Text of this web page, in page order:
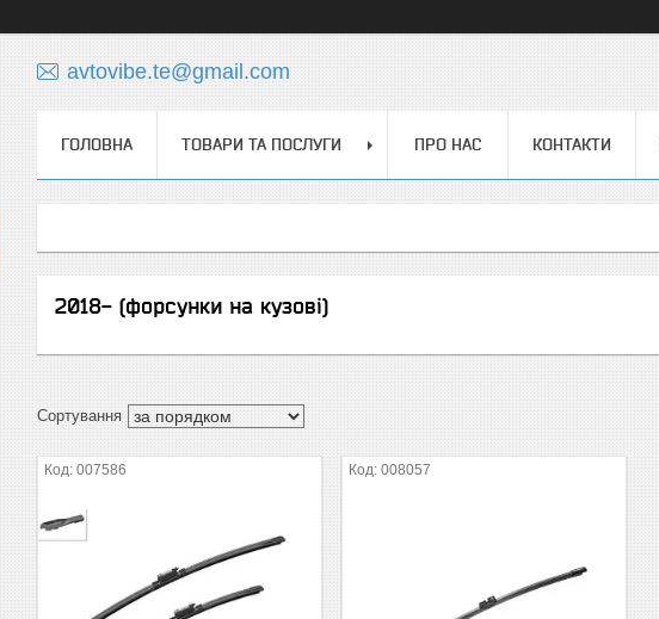
avtovibe.te@gmail.com
ГОЛОВНА ТОВАРИ ТА ПОСЛУГИ ПРО НАС КОНТАКТИ
2018- (форсунки на кузові)
007586 008057